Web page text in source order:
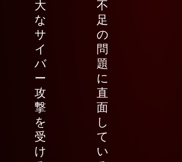
大
な
サ
イ
バ
ー
攻
撃
を
受
け
不
足
の
問
題
に
直
面
し
て
い